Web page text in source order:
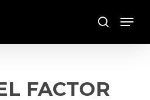
Buscar
Menu
FACTOR